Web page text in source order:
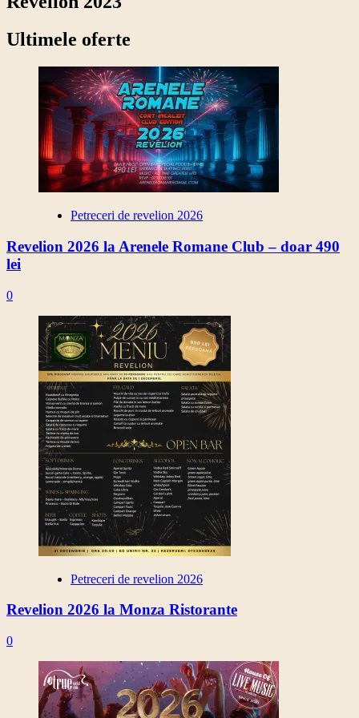
Ultimele oferte
Petreceri de revelion 2026
Revelion 2026 la Arenele Romane Club – doar 490
lei
0
Petreceri de revelion 2026
Revelion 2026 la Monza Ristorante
0